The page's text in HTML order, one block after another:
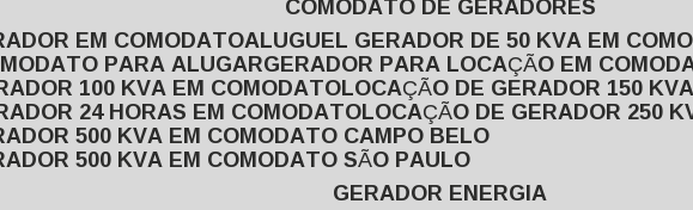
EM COMODATO ALUGUEL GERADOR DE 50 KVA EM
PARA ALUGAR GERADOR PARA LOCAÇÃO EM
100 KVA EM COMODATO LOCAÇÃO DE GERADOR 150
24 HORAS EM COMODATO LOCAÇÃO DE GERADOR 250
500 KVA EM COMODATO CAMPO BELO
500 KVA EM COMODATO SÃO PAULO
GERADOR ENERGIA